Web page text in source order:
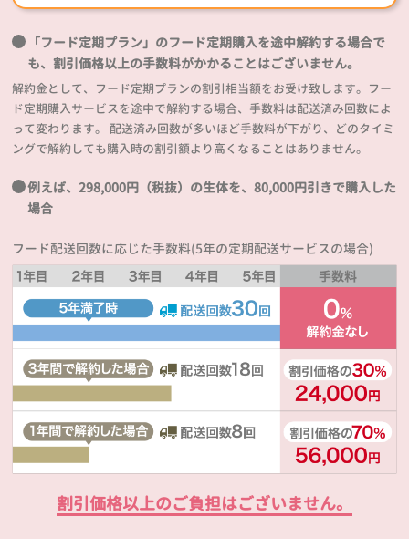
「フード定期プラン」のフード定期購入を途中解約する場合で
も、割引価格以上の手数料がかかることはございません。
解約金として、フード定期プランの割引相当額をお受け致します。フー
ド定期購入サービスを途中で解約する場合、手数料は配送済み回数によ
って変わります。 配送済み回数が多いほど手数料が下がり、どのタイミ
ングで解約しても購入時の割引額より高くなることはありません。
例えば、298,000円（税抜）の生体を、80,000円引きで購入した
場合
フード配送回数に応じた手数料(5年の定期配送サービスの場合)
割引価格以上のご負担はございません。